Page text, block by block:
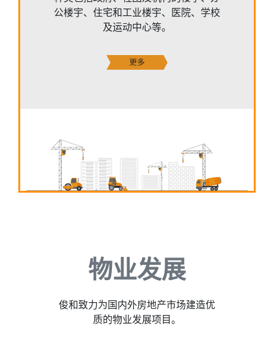
公楼宇、住宅和工业楼宇、医院、学校
及运动中心等。
物业发展
俊和致力为国内外房地产市场建造优
质的物业发展项目。